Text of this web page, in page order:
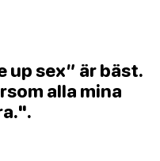
up sex” är bäst.
alla mina